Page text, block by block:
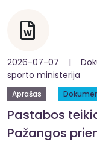
2026-07-07 |
sporto ministerija
Aprašas
Pastabos
Pažangos